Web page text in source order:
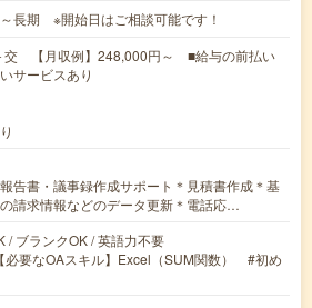
～長期 ※開始日はご相談可能です！
交 【月収例】248,000円～ ■給与の前払い
サービスあり
告書・議事録作成サポート＊見積書作成＊基
請求情報などのデータ更新＊電話応…
/ ブランクOK / 英語力不要
必要なOAスキル】Excel（SUM関数） #初め